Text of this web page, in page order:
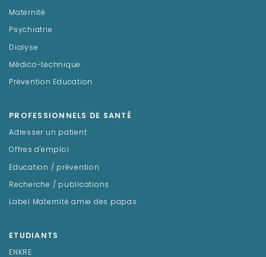
Maternité
Psychiatrie
Dialyse
Médico-technique
Prévention Education
PROFESSIONNELS DE SANTÉ
Adresser un patient
Offres d'emploi
Education / prévention
Recherche / publications
Label Maternité amie des papas
ETUDIANTS
ENKRE